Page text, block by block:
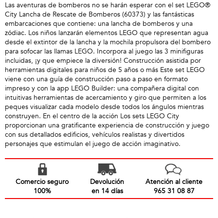
Las aventuras de bomberos no se harán esperar con el set LEGO®
City Lancha de Rescate de Bomberos (60373) y las fantásticas
embarcaciones que contiene: una lancha de bomberos y una
zódiac. Los niños lanzarán elementos LEGO que representan agua
desde el extintor de la lancha y la mochila propulsora del bombero
para sofocar las llamas LEGO. Incorpora al juego las 3 minifiguras
incluidas, ¡y que empiece la diversión! Construcción asistida por
herramientas digitales para niños de 5 años o más Este set LEGO
viene con una guía de construcción paso a paso en formato
impreso y con la app LEGO Builder: una compañera digital con
intuitivas herramientas de acercamiento y giro que permiten a los
peques visualizar cada modelo desde todos los ángulos mientras
construyen. En el centro de la acción Los sets LEGO City
proporcionan una gratificante experiencia de construcción y juego
con sus detallados edificios, vehículos realistas y divertidos
personajes que estimulan el juego de acción imaginativo.
Comercio seguro
100%
Devolución
en 14 días
Atención al cliente
965 31 08 87